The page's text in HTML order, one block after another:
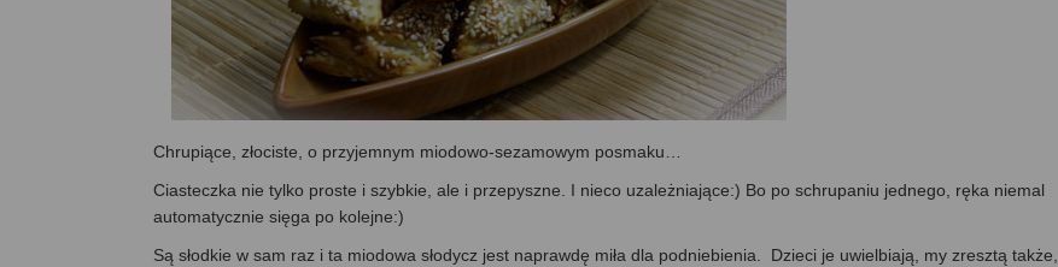
Chrupiące, złociste, o przyjemnym miodowo-sezamowym posmaku…
Ciasteczka nie tylko proste i szybkie, ale i przepyszne. I nieco uzależniające:) Bo po schrupaniu jednego, ręka niemal
automatycznie sięga po kolejne:)
Są słodkie w sam raz i ta miodowa słodycz jest naprawdę miła dla podniebienia. Dzieci je uwielbiają, my zresztą także,